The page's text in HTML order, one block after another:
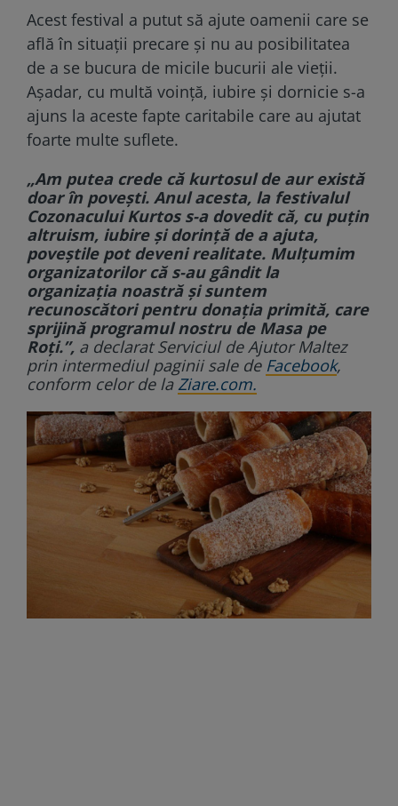
Acest festival a putut să ajute oamenii care se
află în situații precare și nu au posibilitatea
de a se bucura de micile bucurii ale vieții.
Așadar, cu multă voință, iubire și dornicie s-a
ajuns la aceste fapte caritabile care au ajutat
foarte multe suflete.
„Am putea crede că kurtosul de aur există
doar în poveşti. Anul acesta, la festivalul
Cozonacului Kurtos s-a dovedit că, cu puţin
altruism, iubire şi dorinţă de a ajuta,
poveştile pot deveni realitate. Mulţumim
organizatorilor că s-au gândit la
organizaţia noastră şi suntem
recunoscători pentru donaţia primită, care
sprijină programul nostru de Masa pe
Roţi.”, a declarat Serviciul de Ajutor Maltez
prin intermediul paginii sale de Facebook,
conform celor de la Ziare.com.